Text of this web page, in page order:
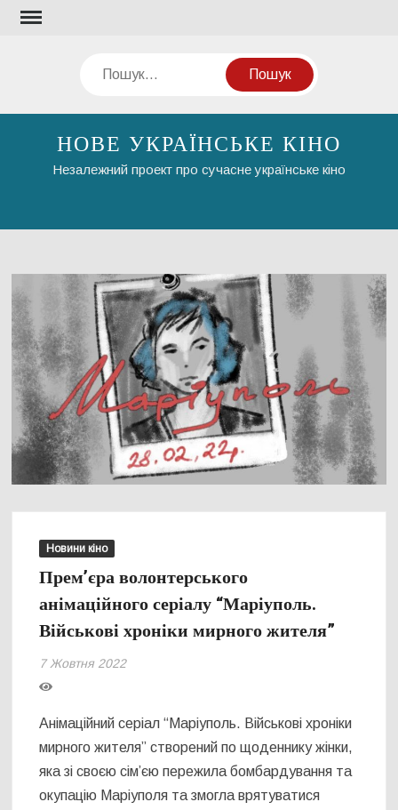
Перейти
Пошук
НОВЕ УКРАЇНСЬКЕ КІНО
Незалежний проект про сучасне українське кіно
Новини кіно
Прем’єра волонтерського
анімаційного серіалу “Маріуполь.
Військові хроніки мирного жителя”
7 Жовтня 2022
Анімаційний серіал “Маріуполь. Військові хроніки
мирного жителя” створений по щоденнику жінки,
яка зі своєю сім’єю пережила бомбардування та
окупацію Маріуполя та змогла врятуватися